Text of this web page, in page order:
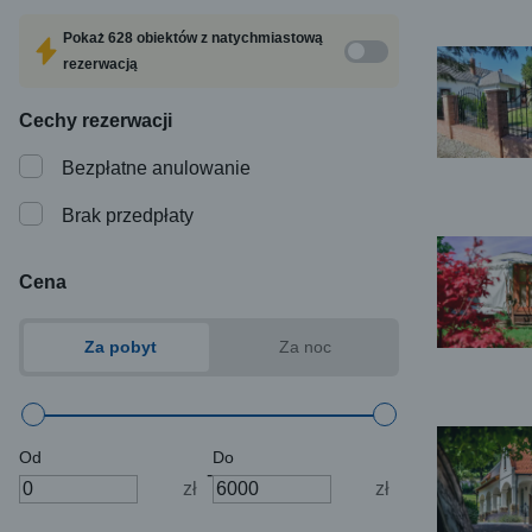
Pokaż 628 obiektówz natychmiastową
rezerwacją
Cechy rezerwacji
Bezpłatne anulowanie
Brak przedpłaty
Cena
Za pobyt Za noc
Od
zł
-
Do
zł